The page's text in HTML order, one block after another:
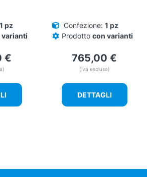
1 pz
varianti
€
Confezione: 1 pz
Prodotto con varianti
765,00 €
(iva esclusa)
DETTAGLI